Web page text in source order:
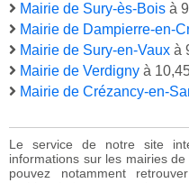
Mairie de Sury-ès-Bois à
Mairie de Dampierre-en-
Mairie de Sury-en-Vaux à
Mairie de Verdigny à
Mairie de Crézancy-en-
Le service de notre site
informations sur les mairies
pouvez notamment